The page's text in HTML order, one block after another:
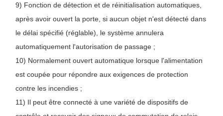
9) Fonction de détection et de réinitialisation automatiques,
après avoir ouvert la porte, si aucun objet n'est détecté dans
le délai spécifié (réglable), le système annulera
automatiquement l'autorisation de passage ;
10) Normalement ouvert automatique lorsque l'alimentation
est coupée pour répondre aux exigences de protection
contre les incendies ;
11) Il peut être connecté à une variété de dispositifs de